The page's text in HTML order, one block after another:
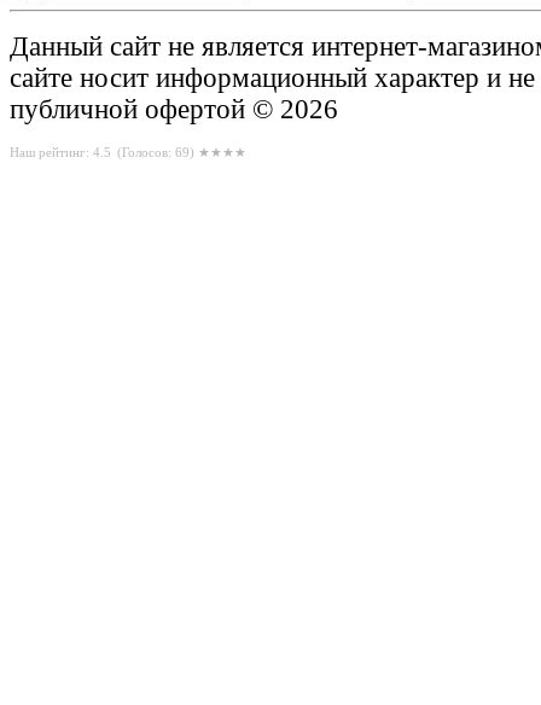
Данный сайт не является интернет-
сайте носит информационный характер и не
публичной офертой © 2026
Наш рейтинг: 4.5 (Голосов: 69) ★★★★